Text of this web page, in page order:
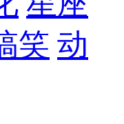
笑 动